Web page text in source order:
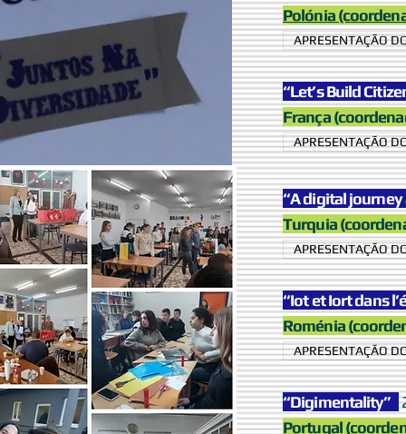
Polónia
APRESENTAÇÃO
“Let’s Build
França
APRESENTAÇÃO
“A digital
Turquia
APRESENTAÇÃO
“Iot et Iort dans
Roménia
APRESENTAÇÃO
“Digimentality”
Portugal